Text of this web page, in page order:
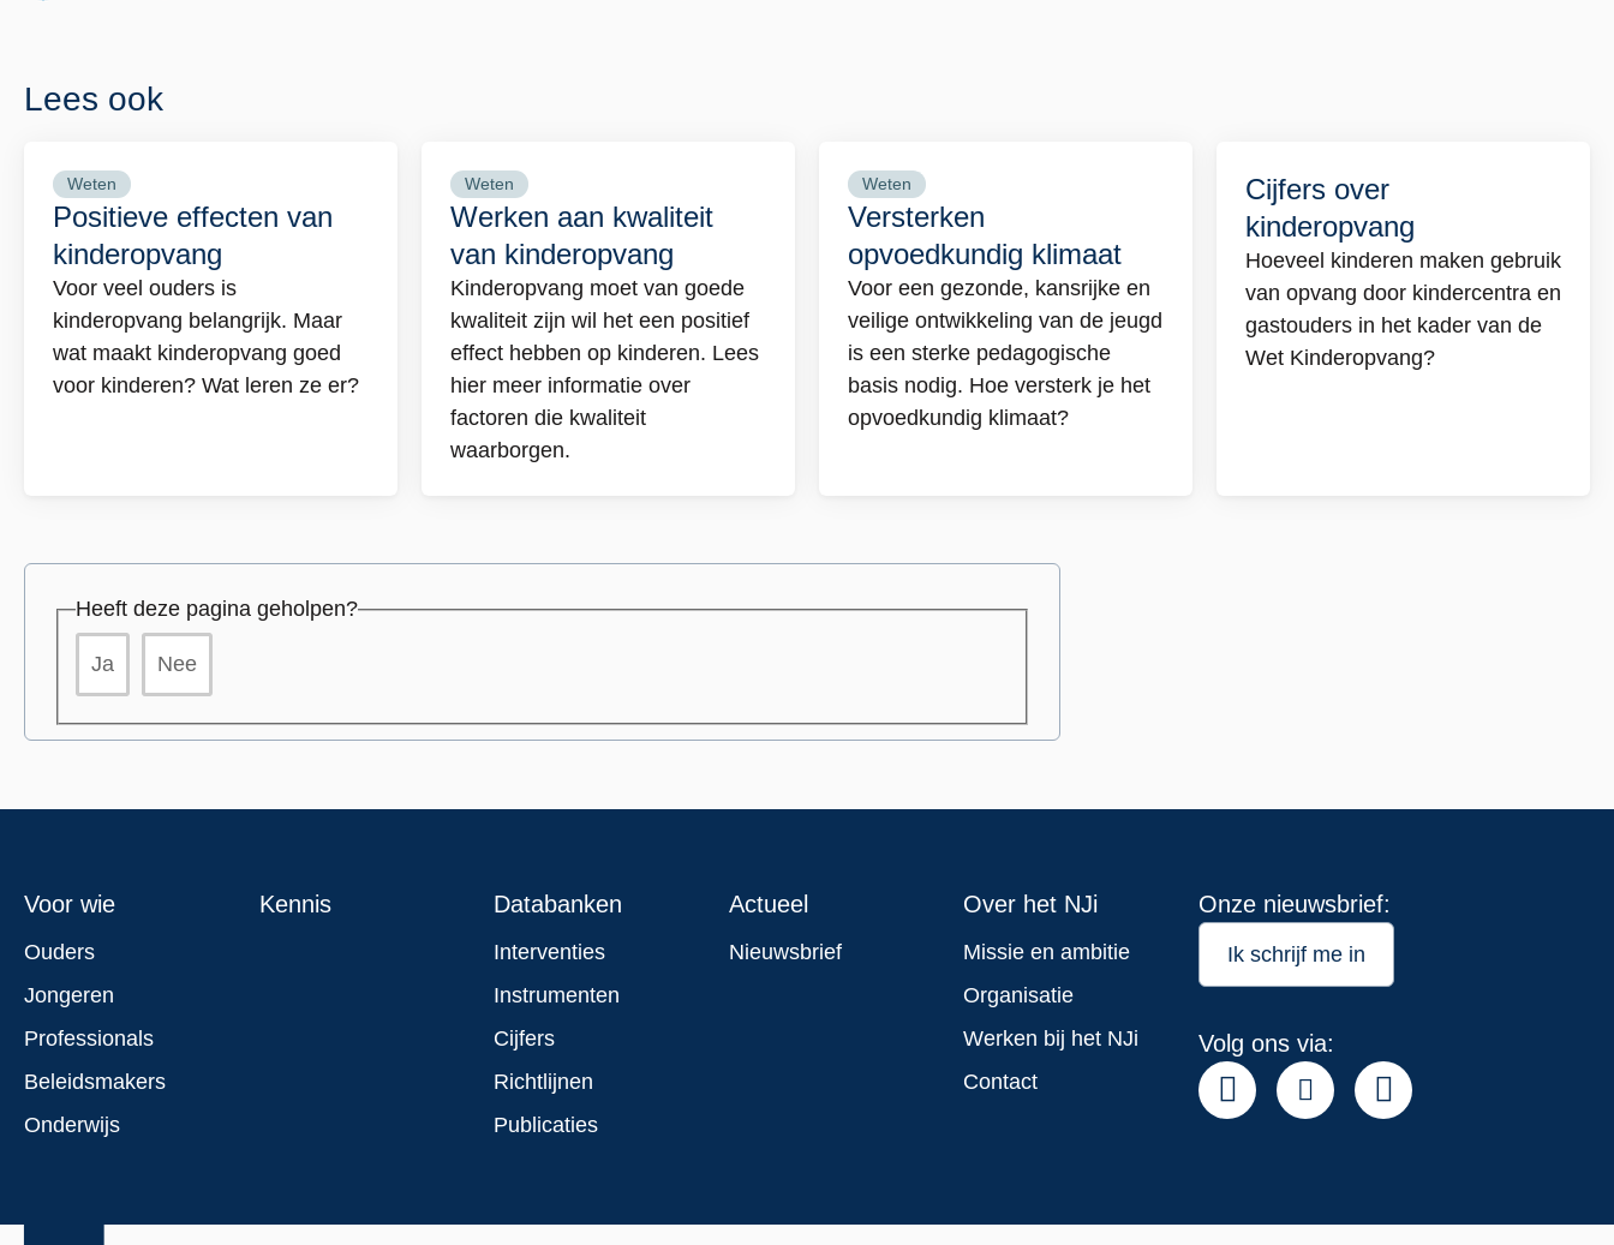
Lees ook
Positieve effecten van
kinderopvang
Weten
Voor veel ouders is
kinderopvang belangrijk. Maar
wat maakt kinderopvang goed
voor kinderen? Wat leren ze er?
Lees
meer
over
Positieve
effecten
van
kinderopvang
Werken aan kwaliteit
van kinderopvang
Weten
Kinderopvang moet van goede
kwaliteit zijn wil het een positief
effect hebben op kinderen. Lees
hier meer informatie over
factoren die kwaliteit
waarborgen.
Lees
meer
over
Werken
aan
kwaliteit
van
kinderopvang
Versterken
opvoedkundig klimaat
Weten
Voor een gezonde, kansrijke en
veilige ontwikkeling van de jeugd
is een sterke pedagogische
basis nodig. Hoe versterk je het
opvoedkundig klimaat?
Lees
meer
over
Versterken
opvoedkundig
klimaat
Cijfers over
kinderopvang
Hoeveel kinderen maken gebruik
van opvang door kindercentra en
gastouders in het kader van de
Wet Kinderopvang?
Lees
meer
over
Cijfers
over
kinderopvang
Heeft deze pagina geholpen?
Ja Nee
Footer
menu
Voor wie
Ouders
Jongeren
Professionals
Beleidsmakers
Onderwijs
Kennis Databanken
Interventies
Instrumenten
Cijfers
Richtlijnen
Publicaties
Actueel
Nieuwsbrief
Over het NJi
Missie en ambitie
Organisatie
Werken bij het NJi
Contact
Onze nieuwsbrief:
Ik schrijf me in
Volg ons via: